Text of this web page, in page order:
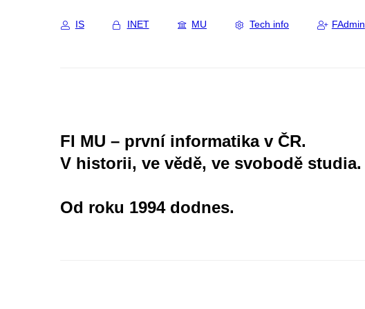
IS INET MU Tech info FAdmin
FI MU – první informatika v ČR.
V historii, ve vědě, ve svobodě studia.
Od roku 1994 dodnes.